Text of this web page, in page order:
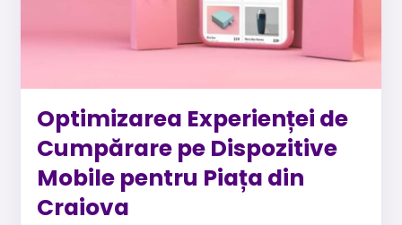
Optimizarea Experienței de
Cumpărare pe Dispozitive
Mobile pentru Piața din
Craiova